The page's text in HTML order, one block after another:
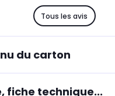
Tous les avis
du carton
fiche technique...